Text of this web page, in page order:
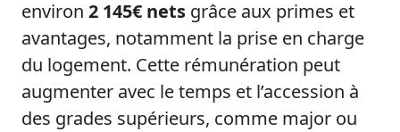
environ 2 145€ nets grâce aux primes et
avantages, notamment la prise en charge
du logement. Cette rémunération peut
augmenter avec le temps et l’accession à
des grades supérieurs, comme major ou